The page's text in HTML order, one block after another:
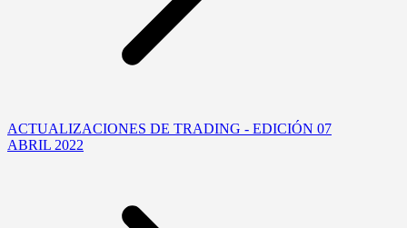
ACTUALIZACIONES DE TRADING - EDICIÓN 07
ABRIL 2022